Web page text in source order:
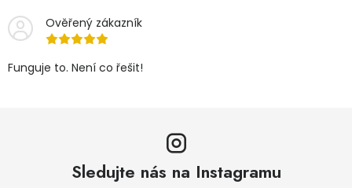
Ověřený zákazník
Funguje to. Není co řešit!
Sledujte nás na Instagramu